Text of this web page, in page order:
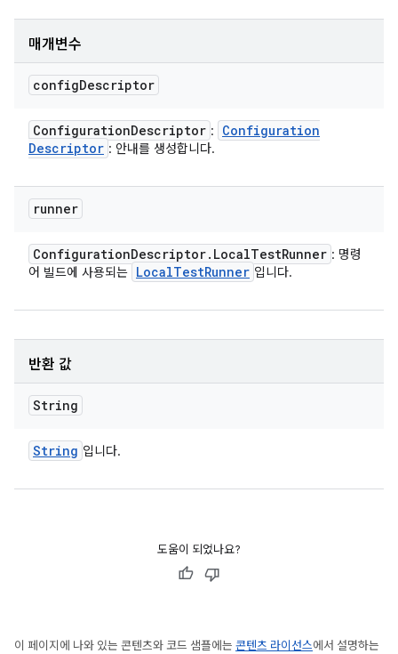
매개변수
configDescriptor
ConfigurationDescriptor :
Configuration
Descriptor : 안내를 생성합니다.
runner
ConfigurationDescriptor. LocalTestRunner : 명령
어 빌드에 사용되는 LocalTestRunner 입니다.
반환 값
String
String 입니다.
도움이 되었나요?
이 페이지에 나와 있는 콘텐츠와 코드 샘플에는 콘텐츠 라이선스에서 설명하는